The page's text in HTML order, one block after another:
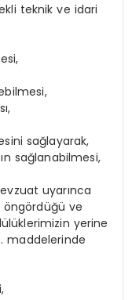
teknik ve idari
sağlayarak,
sağlanabilmesi,
uyarınca
ve
yerine
maddelerinde